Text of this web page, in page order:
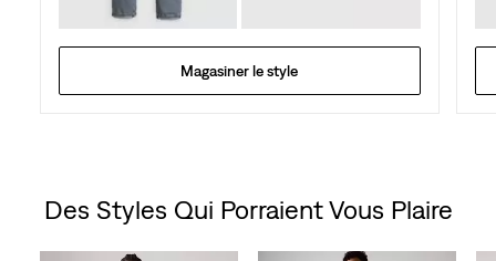
Magasiner le style
Des Styles Qui Porraient Vous Plaire